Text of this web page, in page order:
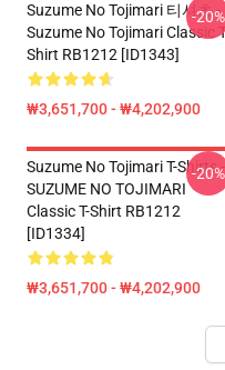
Suzume No Tojimari 티셔츠 -
Suzume No Tojimari Classic
Shirt RB1212 [ID1343]
₩3,651,700 - ₩4,202,900
-20%
Suzume No Tojimari T-Shirts -
SUZUME NO TOJIMARI
Classic T-Shirt RB1212
[ID1334]
₩3,651,700 - ₩4,202,900
-20%